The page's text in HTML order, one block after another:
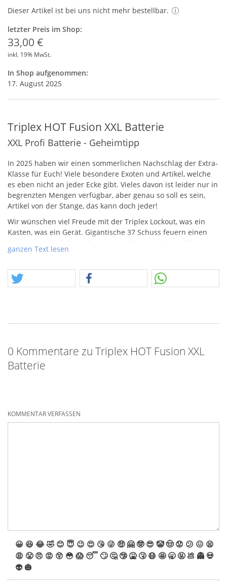
Dieser Artikel ist bei uns nicht mehr bestellbar.
letzter Preis im Shop:
33,00 €
inkl. 19% MwSt.
In Shop aufgenommen:
17. August 2025
Triplex HOT Fusion XXL Batterie
XXL Profi Batterie - Geheimtipp
In 2025 haben wir einen sommerlichen Nachschlag der Extra-
Klasse für Euch! Viele besondere Exoten und Artikel, welche
es eben nicht an jeder Ecke gibt. Vieles davon ist leider nur in
begrenzten Mengen verfügbar, aber genau so soll es sein,
Artikel von der Stange, das kann doch jeder!
Wir wünschen viel Freude mit der Triplex Lockout, was ein
Kasten, was ein Gerät. Gigantische 37 Schuss feuern einen
Mix aus riesen Buketts, farbrein, mit Strobetails, mit Blinkern
und großen Double-Gold. Weitere Kombinationen folgen und
werrden, ob das "legal" ist. :-)
ganzen Text lesen
0 Kommentare zu Triplex HOT Fusion XXL
Batterie
KOMMENTAR VERFASSEN
😀 😆 😂🤣 😊 😇 😉 😍 😘 😜 🤑 🤗 🤓 😎 🤡🤠 😟 😕 😖 😫
😩 😤 😠 😡 😲 😳 😱 😴 🙄 🤔 🤥 🤮 🤧 😷 🤩 🥱 🤬 💩 👻 💀
👽 🎃